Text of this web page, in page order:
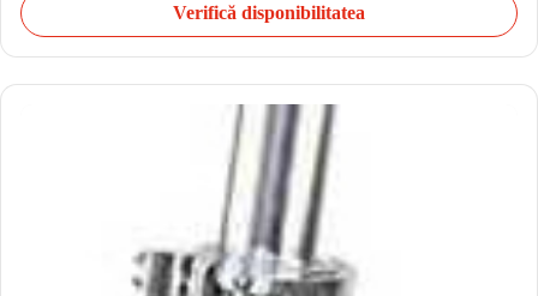
Verifică disponibilitatea